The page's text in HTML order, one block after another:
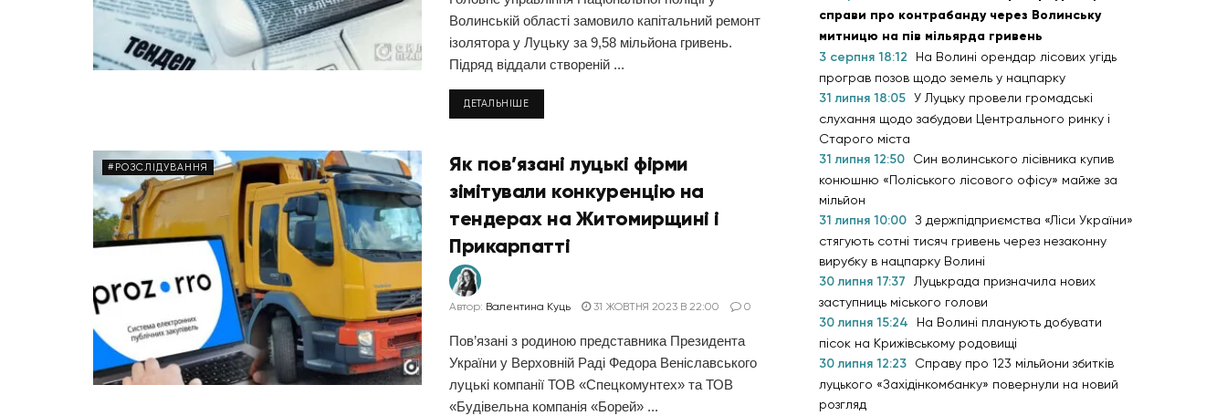
Волинській області замовило капітальний ремонт
ізолятора у Луцьку за 9,58 мільйона гривень.
Підряд віддали створеній ...
ДЕТАЛЬНІШЕ
#РОЗСЛІДУВАННЯ
Як пов’язані луцькі фірми
зімітували конкуренцію на
тендерах на Житомирщині і
Прикарпатті
Автор: Валентина Куць 31 ЖОВТНЯ 2023 В 22:00 0
Пов’язані з родиною представника Президента
України у Верховній Раді Федора Веніславського
луцькі компанії ТОВ «Спецкомунтех» та ТОВ
«Будівельна компанія «Борей» ...
справи про контрабанду через Волинську
митницю на пів мільярда гривень
3 серпня 18:12
На Волині орендар лісових угідь
програв позов щодо земель у нацпарку
31 липня 18:05 У Луцьку провели громадські
слухання щодо забудови Центрального ринку і
Старого міста
31 липня 12:50
Син волинського лісівника купив
конюшню «Поліського лісового офісу» майже за
мільйон
31 липня 10:00 З держпідприємства «Ліси України»
стягують сотні тисяч гривень через незаконну
вирубку в нацпарку Волині
30 липня 17:37
Луцькрада призначила нових
заступниць міського голови
30 липня 15:24
На Волині планують добувати
пісок на Крижівському родовищі
30 липня 12:23
Справу про 123 мільйони збитків
луцького «Західінкомбанку» повернули на новий
розгляд